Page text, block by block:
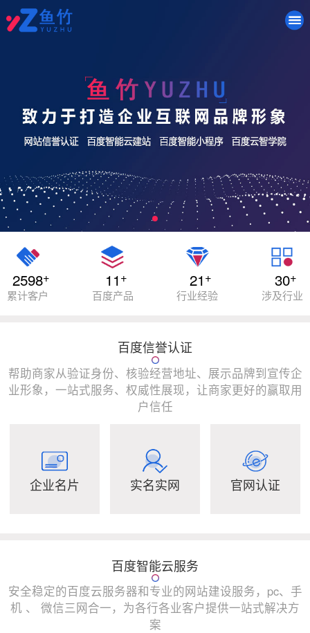
2598+
累计客户
11+
百度产品
21+
行业经验
30+
涉及行业
百度信誉认证
帮助商家从验证身份、核验经营地址、展示品牌到宣传企
业形象，一站式服务、权威性展现，让商家更好的赢取用
户信任
企业名片 实名实网 官网认证
百度智能云服务
安全稳定的百度云服务器和专业的网站建设服务，pc、手
机 、 微信三网合一，为各行各业客户提供一站式解决方
案